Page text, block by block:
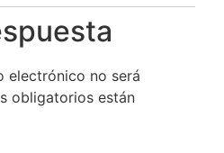
electrónico no será
obligatorios están